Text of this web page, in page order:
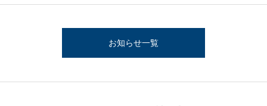
お知らせ一覧